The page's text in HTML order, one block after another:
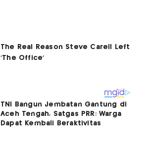
TNI Bangun Jembatan Gantung di
Aceh Tengah, Satgas PRR: Warga
Dapat Kembali Beraktivitas